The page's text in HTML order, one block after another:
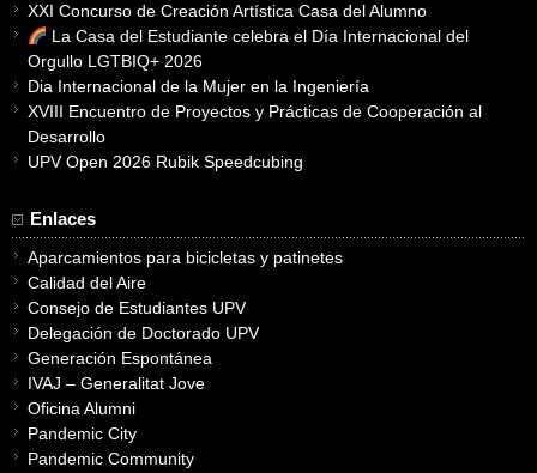
XXI Concurso de Creación Artística Casa del Alumno
La Casa del Estudiante celebra el Día Internacional del
Orgullo LGTBIQ+ 2026
Dia Internacional de la Mujer en la Ingeniería
XVIII Encuentro de Proyectos y Prácticas de Cooperación al
Desarrollo
UPV Open 2026 Rubik Speedcubing
Enlaces
Aparcamientos para bicicletas y patinetes
Calidad del Aire
Consejo de Estudiantes UPV
Delegación de Doctorado UPV
Generación Espontánea
IVAJ – Generalitat Jove
Oficina Alumni
Pandemic City
Pandemic Community